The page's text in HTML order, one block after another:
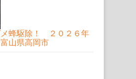
メ蜂駆除！ ２０２６年
山県高岡市